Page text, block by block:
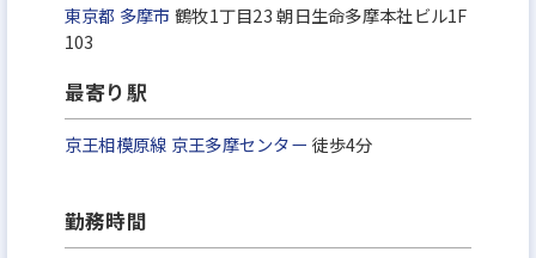
東京都 多摩市 鶴牧1丁目23 朝日生命多摩本社ビル1F
103
最寄り駅
京王相模原線 京王多摩センター 徒歩4分
勤務時間